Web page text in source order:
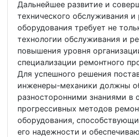
Дальнейшее развитие и
технического обслуживания и
оборудования требует не
технологии обслуживания и
повышения уровня
специализации ремонтного
Для успешного решения
инженеры-механики должны
разносторонними знаниями в
прогрессивных методов
оборудования,
его надежности и